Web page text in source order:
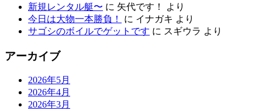
新規レンタル艇〜 に 矢代です！
より
今日は大物一本勝負！
に イナガキ より
サゴシのボイルでゲットです に スギウラ より
アーカイブ
2026年5月
2026年4月
2026年3月